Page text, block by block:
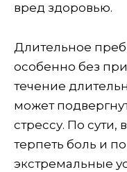
вред здоровью.
Длительное
особенно без
течение
может
стрессу. По сути,
терпеть боль и
экстремальные